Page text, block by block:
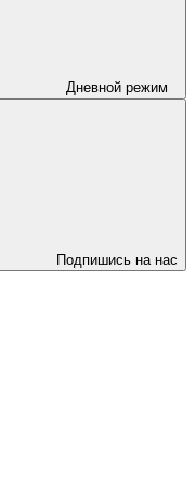
Дневной режим
Подпишись на нас